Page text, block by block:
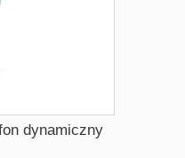
dynamiczny